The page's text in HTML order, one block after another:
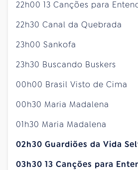
22h00 13 Canções para
22h30 Canal da Quebrada
23h00 Sankofa
23h30 Buscando Buskers
00h00 Brasil Visto de Cima
00h30 Maria Madalena
01h30 Maria Madalena
02h30 Guardiões da Vida
03h30 13 Canções para